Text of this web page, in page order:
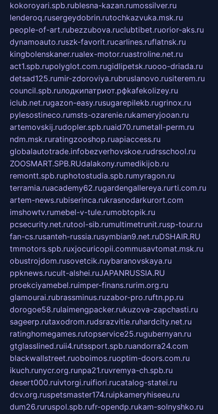
kokoroyari.spb.rublesna-kazan.rumossilver.ru
lenderoq.rusergeydobrin.rutochkazvuka.msk.ru
people-of-art.rubezzubova.ruclubtibet.ruorior-aks.ru
dynamoauto.ruszk-favorit.rucarlines.ruflatnsk.ru
kingbolenskaner.rualex-motor.ruastroline.net.ru
act1.spb.rupolyglot.com.rugidlipetsk.ruooo-driada.ru
detsad125.rumir-zdoroviya.rubruslanovo.rusiterem.ru
council.spb.ruлодкипатриот.рфkafekolizey.ru
iclub.net.rugazon-easy.rusugarepilekb.rugrinox.ru
pylesostineco.rumsts-ozarenie.rukameryjooan.ru
artemovskij.rudopler.spb.ruaid70.rumetall-perm.ru
ndm.msk.ruratingzooshop.ruapiaccess.ru
globalautotrade.infobezverhovskoe.rudrsschool.ru
ZOOSMART.SPB.RUdalakony.rumedikijob.ru
remontt.spb.ruphotostudia.spb.rumyragon.ru
terramia.ruacademy62.rugardengallereya.rurti.com.ru
artem-news.rubiserinca.rukrasnodarkurort.com
imshowtv.rumebel-v-tule.rumobtopik.ru
pcsecurity.net.rutool-sib.rumultimetrunit.rusp-tour.ru
fan-cs.rusanteh-russia.rusymbian9.net.ruDSHAIR.RU
tmmotors.spb.ruxjocuricopii.commusavtomat.msk.ru
obustrojdom.rusovetcik.ruybaranovskaya.ru
ppknews.rucult-alshei.ruJAPANRUSSIA.RU
proekciyamebel.ruimper-finans.rurim.org.ru
glamourai.rubrassminus.ruzabor-pro.ruftn.pp.ru
dorogoe58.rulaimengpacker.rukuzova-zapchasti.ru
sageerp.rutaxodrom.rudsrazvitie.ruhardcity.net.ru
ratinghomegames.rutopservice25.rugubernyan.ru
gtglasslined.ruii4.rutssport.spb.ruandorra24.com
blackwallstreet.ruoboimos.ruoptim-doors.com.ru
ikuch.runycr.org.runpa21.ruvremya-ch.spb.ru
desert000.ruivtorgi.ruifiori.rucatalog-statei.ru
dcv.org.ruspetsmaster174.ruipkameryhiseeu.ru
dum26.ruruspol.spb.rufr-opendp.rukam-solnyshko.ru